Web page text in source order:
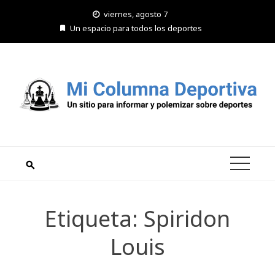
viernes, agosto 7
Un espacio para todos los deportes
Etiqueta: Spiridon
Louis